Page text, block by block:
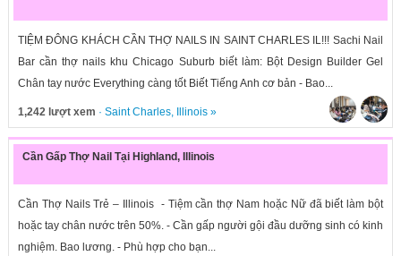
TIỆM ĐÔNG KHÁCH CẦN THỢ NAILS IN SAINT CHARLES IL!!! Sachi Nail
Bar cần thợ nails khu Chicago Suburb biết làm: Bột Design Builder Gel
Chân tay nước Everything càng tốt Biết Tiếng Anh cơ bản - Bao...
1,242 lượt xem · Saint Charles, Illinois»
Cần Gấp Thợ Nail Tại Highland, Illinois
Cần Thợ Nails Trẻ – Illinois - Tiệm cần thợ Nam hoặc Nữ đã biết làm bột
hoặc tay chân nước trên 50%. - Cần gấp người gội đầu dưỡng sinh có kinh
nghiệm. Bao lương. - Phù hợp cho bạn...